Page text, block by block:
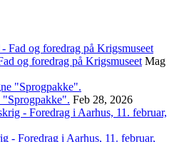
og foredrag på Krigsmuseet Mag
"Sprogpakke". Feb 28, 2026
- Foredrag i Aarhus, 11. februar,